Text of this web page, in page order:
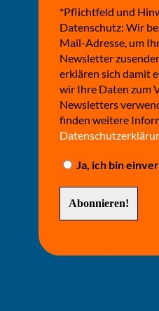
*Pflichtfeld und
Datenschutz: Wir
Mail-Adresse, um
Newsletter
erklären sich damit
wir Ihre Daten zum
Newsletters
finden weitere
Ja, ich bin